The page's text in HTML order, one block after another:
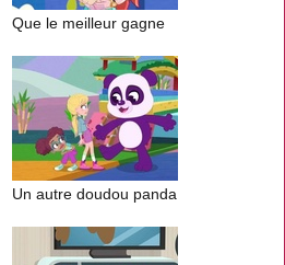
Que le meilleur gagne
Un autre doudou panda